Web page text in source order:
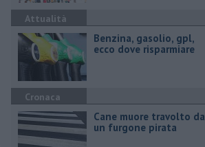
Attualità
​Benzina, gasolio, gpl,
ecco dove risparmiare
Cronaca
Cane muore travolto da
un furgone pirata